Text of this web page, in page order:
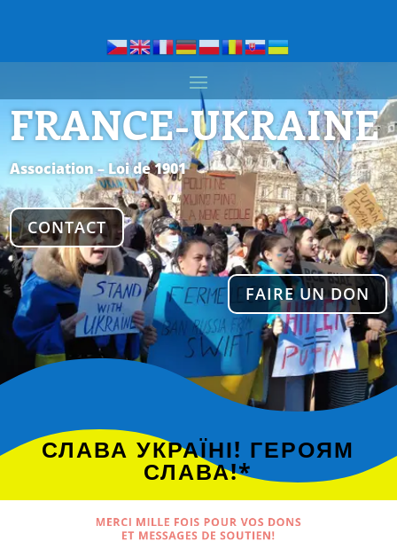
FRANCE-UKRAINE
Association – Loi de 1901
CONTACT
FAIRE UN DON
СЛАВА УКРАЇНІ! ГЕРОЯМ
СЛАВА!*
MERCI MILLE FOIS POUR VOS DONS
ET MESSAGES DE SOUTIEN!